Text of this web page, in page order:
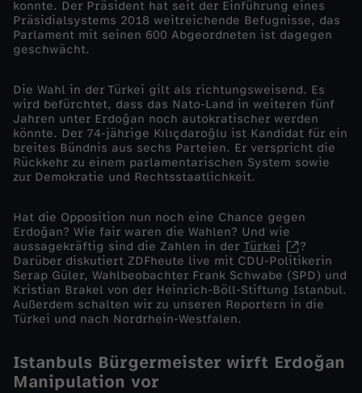
ğ
a
n
a
n
d
e
r
M
a
konnte. Der Präsident hat seit der Einführung eines
Präsidialsystems 2018 weitreichende Befugnisse, das
Parlament mit seinen 600 Abgeordneten ist dagegen
geschwächt.
Die Wahl in der Türkei gilt als richtungsweisend. Es
wird befürchtet, dass das Nato-Land in weiteren fünf
Jahren unter Erdoğan noch autokratischer werden
könnte. Der 74-jährige Kılıçdaroğlu ist Kandidat für ein
breites Bündnis aus sechs Parteien. Er verspricht die
Rückkehr zu einem parlamentarischen System sowie
zur Demokratie und Rechtsstaatlichkeit.
Hat die Opposition nun noch eine Chance gegen
Erdoğan? Wie fair waren die Wahlen? Und wie
aussagekräftig sind die Zahlen in der Türkei
?
Darüber diskutiert ZDFheute live mit CDU-Politikerin
Serap Güler, Wahlbeobachter Frank Schwabe (SPD) und
Kristian Brakel von der Heinrich-Böll-Stiftung Istanbul.
Außerdem schalten wir zu unseren Reportern in die
Türkei und nach Nordrhein-Westfalen.
Istanbuls Bürgermeister wirft Erdoğan
Manipulation vor